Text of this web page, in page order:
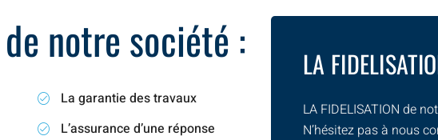
notre société :
La garantie des travaux
L’assurance d’une réponse
LA
LA FIDELISATION de
N’hésitez pas à nous